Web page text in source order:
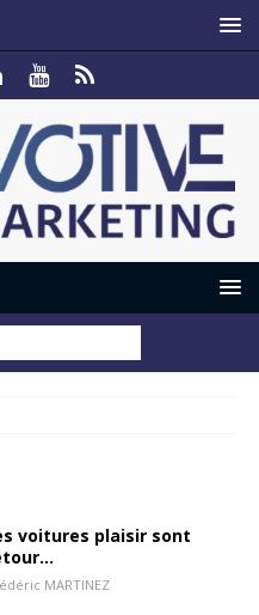
voitures plaisir sont
MARTINEZ